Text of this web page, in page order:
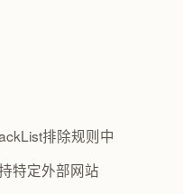
排除规则中
特定外部网站